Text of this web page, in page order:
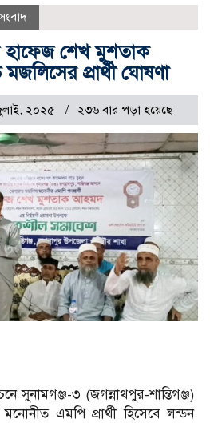
শেখ মুশতাক
প্রার্থী ঘোষণা
২০২৫ ২৩৬ বার পড়া হয়েছে
সুনামগঞ্জ-৩ (জগন্নাথপুর-শান্তিগঞ্জ)
এমপি প্রার্থী হিসেবে লন্ডন